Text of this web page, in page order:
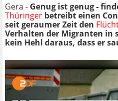
Gera - Genug ist genug -
Thüringer betreibt einen
seit geraumer Zeit den
Verhalten der Migranten in
kein Hehl daraus, dass er